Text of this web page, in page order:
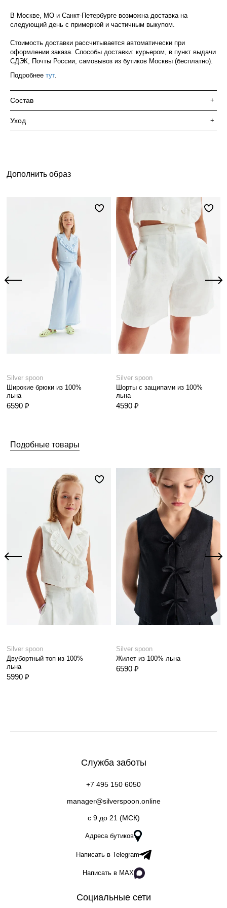
В Москве, МО и Санкт-Петербурге возможна доставка на
следующий день с примеркой и частичным выкупом.
Стоимость доставки рассчитывается автоматически при
оформлении заказа. Способы доставки: курьером, в пункт выдачи
СДЭК, Почты России, самовывоз из бутиков Москвы (бесплатно).
Подробнее тут.
Состав +
Уход +
Дополнить образ
Silver spoon
Широкие брюки из 100%
льна
6590 ₽
Silver spoon
Шорты с защипами из 100%
льна
4590 ₽
Подобные товары
Silver spoon
Двубортный топ из 100%
льна
5990 ₽
Silver spoon
Жилет из 100% льна
6590 ₽
Служба заботы
+7 495 150 6050
manager@silverspoon.online
c 9 до 21 (МСК)
Адреса бутиков
Написать в Telegram
Написать в MAX
Социальные сети